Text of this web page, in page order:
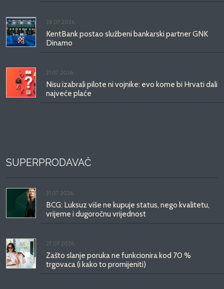
28.07.2026.
KentBank postao službeni bankarski partner GNK
Dinamo
21.07.2026.
Nisu izabrali pilote ni vojnike: evo kome bi Hrvati dali
najveće plaće
SUPERPRODAVAČ
31.07.2026.
BCG: Luksuz više ne kupuje status, nego kvalitetu,
vrijeme i dugoročnu vrijednost
27.07.2026.
Zašto slanje poruka ne funkcionira kod 70 %
trgovaca (i kako to promijeniti)